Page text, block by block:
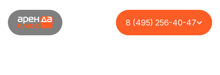
8 (495) 256-40-47